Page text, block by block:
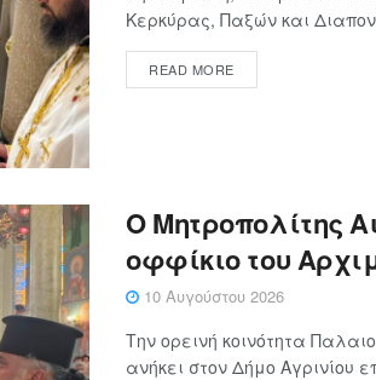
Κερκύρας, Παξών και
READ MORE
Ο Μητροπολίτης
οφφίκιο του
10 Αυγούστου 2026
Την ορεινή κοινότητα
ανήκει στον Δήμο Αγρινίου